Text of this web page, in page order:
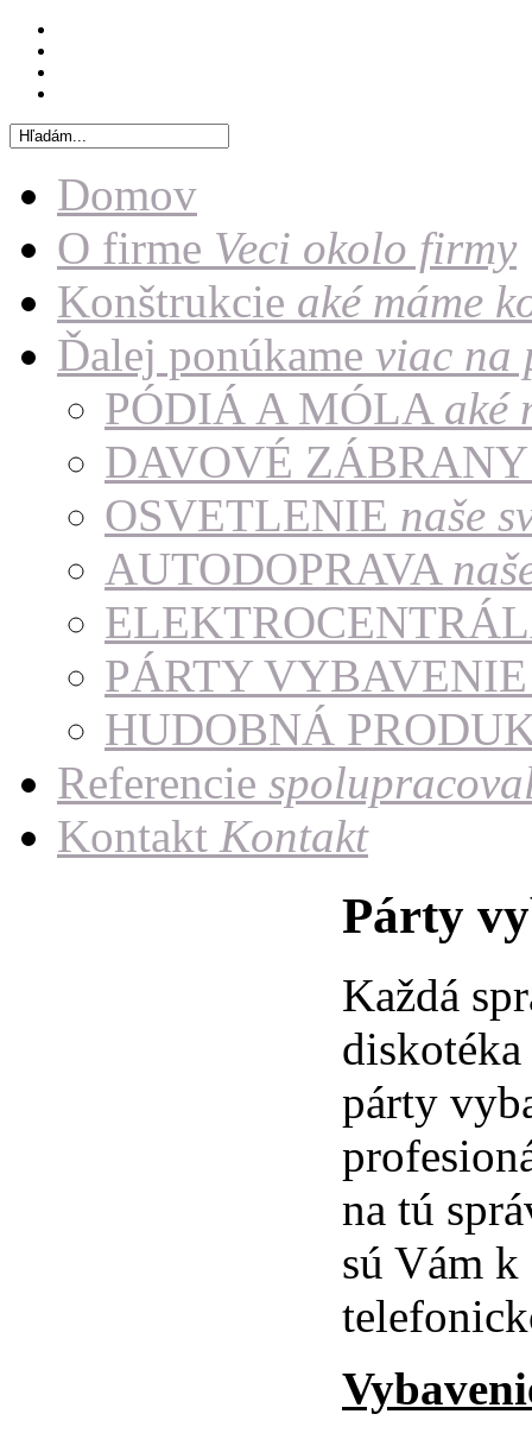
Domov
O firme Veci okolo firmy
Konštrukcie aké máme
Ďalej ponúkame viac na
PÓDIÁ A MÓLA aké
DAVOVÉ
OSVETLENIE naše
AUTODOPRAVA
PÁRTY
HUDOBNÁ
Referencie
Kontakt Kontakt
Párty
Každá
párty
na tú
sú Vám